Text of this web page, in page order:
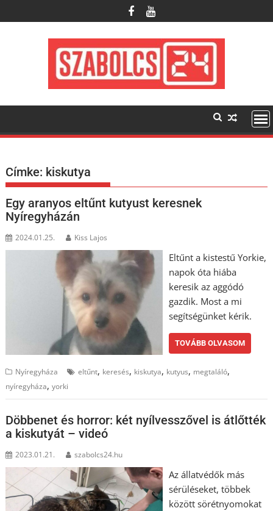
to
Címke: kiskutya
Egy aranyos eltűnt kutyust keresnek
Nyíregyházán
2024.01.25. Kiss Lajos
Eltűnt a kistestű Yorkie,
napok óta hiába
keresik az aggódó
gazdik. Most a mi
segítségünket kérik.
TOVÁBB OLVASOM
Nyíregyháza eltűnt, keresés, kiskutya, kutyus, megtaláló,
nyíregyháza,yorki
Döbbenet és horror: két nyílvesszővel is átlőtték
a kiskutyát – videó
2023.01.21. szabolcs24.hu
Az állatvédők más
sérüléseket, többek
között sörétnyomokat